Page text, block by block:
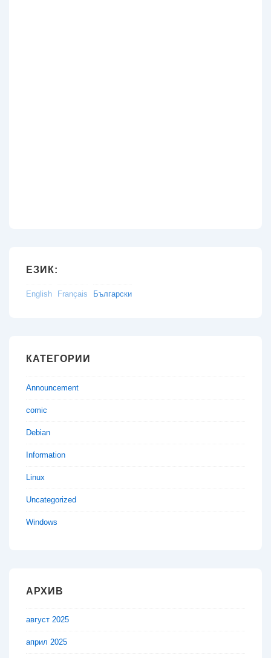
ЕЗИК:
English Français Български
КАТЕГОРИИ
Announcement
comic
Debian
Information
Linux
Uncategorized
Windows
АРХИВ
август 2025
април 2025